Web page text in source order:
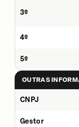
3º
4º
5º
OUTRAS
CNPJ
Gestor